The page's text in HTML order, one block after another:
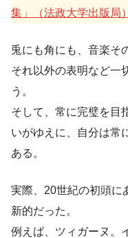
集」（法政大学出版局）
兎にも角にも、音楽そ
それ以外の表明など一
う。
そして、常に完璧を目
いがゆえに、自分は常
ある。
実際、20世紀の初頭に
新的だった。
例えば、ツィガーヌ。